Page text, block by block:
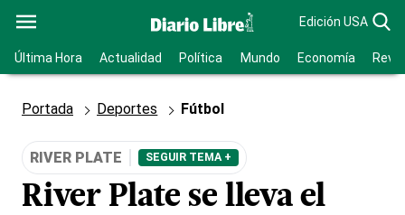
Edición USA
Última Hora Actualidad Política Mundo Economía
Portada Deportes Fútbol
RIVER PLATE SEGUIR TEMA +
River Plate se lleva el